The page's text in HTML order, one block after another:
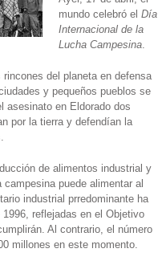
mundo celebró el Día
Internacional de la
Lucha Campesina.
del planeta en defensa
y pequeños pueblos se
asesinato en Eldorado dos
por la tierra y defendían la
de alimentos industrial y
puede alimentar al
industrial prredominante ha
reflejadas en el Objetivo
Al contrario, el número
millones en este momento.